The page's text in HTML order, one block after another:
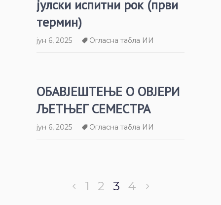
јулски испитни рок (први
термин)
јун 6, 2025 Огласна табла ИИ
ОБАВЈЕШТЕЊЕ О ОВЈЕРИ
ЉЕТЊЕГ СЕМЕСТРА
јун 6, 2025 Огласна табла ИИ
1 2 3 4